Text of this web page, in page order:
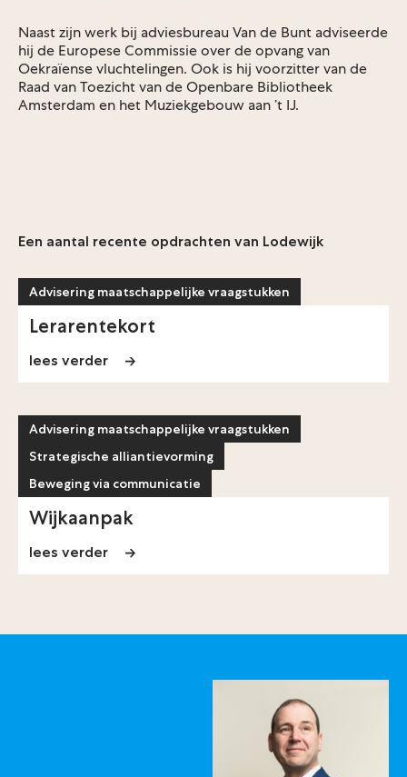
Naast zijn werk bij adviesbureau Van de Bunt adviseerde
hij de Europese Commissie over de opvang van
Oekraïense vluchtelingen. Ook is hij voorzitter van de
Raad van Toezicht van de Openbare Bibliotheek
Amsterdam en het Muziekgebouw aan ’t IJ.
Een aantal recente opdrachten van Lodewijk
Advisering maatschappelijke vraagstukken
Lerarentekort
lees verder
Advisering maatschappelijke vraagstukken
Strategische alliantievorming
Beweging via communicatie
Wijkaanpak
lees verder